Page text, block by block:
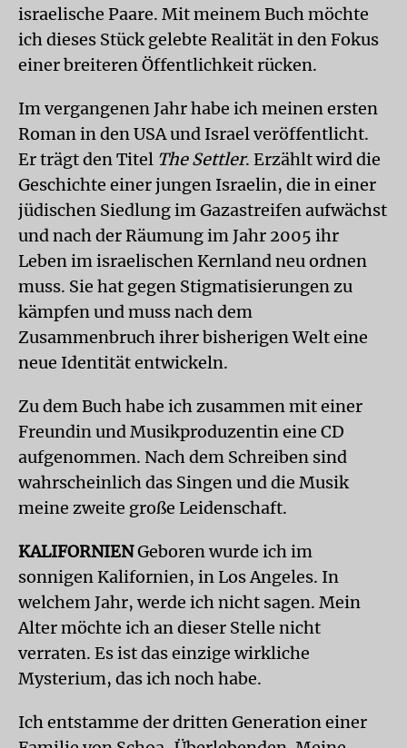
israelische Paare. Mit meinem Buch möchte
ich dieses Stück gelebte Realität in den Fokus
einer breiteren Öffentlichkeit rücken.
Im vergangenen Jahr habe ich meinen ersten
Roman in den USA und Israel veröffentlicht.
Er trägt den Titel The Settler. Erzählt wird die
Geschichte einer jungen Israelin, die in einer
jüdischen Siedlung im Gazastreifen aufwächst
und nach der Räumung im Jahr 2005 ihr
Leben im israelischen Kernland neu ordnen
muss. Sie hat gegen Stigmatisierungen zu
kämpfen und muss nach dem
Zusammenbruch ihrer bisherigen Welt eine
neue Identität entwickeln.
Zu dem Buch habe ich zusammen mit einer
Freundin und Musikproduzentin eine CD
aufgenommen. Nach dem Schreiben sind
wahrscheinlich das Singen und die Musik
meine zweite große Leidenschaft.
KALIFORNIENGeboren wurde ich im
sonnigen Kalifornien, in Los Angeles. In
welchem Jahr, werde ich nicht sagen. Mein
Alter möchte ich an dieser Stelle nicht
verraten. Es ist das einzige wirkliche
Mysterium, das ich noch habe.
Ich entstamme der dritten Generation einer